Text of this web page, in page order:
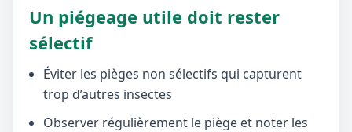
Un piégeage utile doit rester
sélectif
Éviter les pièges non sélectifs qui capturent
trop d’autres insectes
Observer régulièrement le piège et noter les